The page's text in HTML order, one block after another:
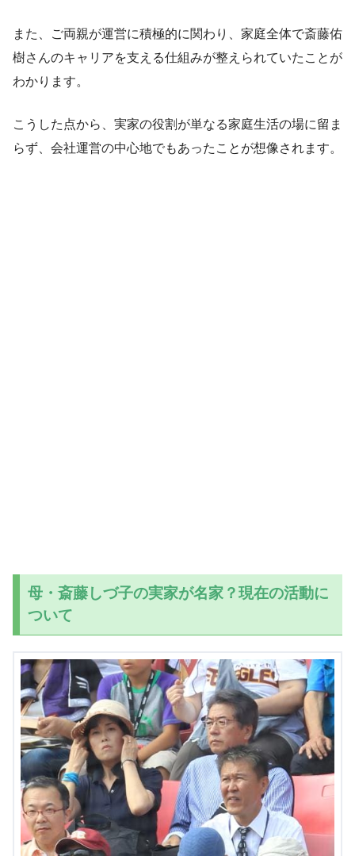
また、ご両親が運営に積極的に関わり、家庭全体で斎藤佑
樹さんのキャリアを支える仕組みが整えられていたことが
わかります。
こうした点から、実家の役割が単なる家庭生活の場に留ま
らず、会社運営の中心地でもあったことが想像されます。
母・斎藤しづ子の実家が名家？現在の活動に
ついて